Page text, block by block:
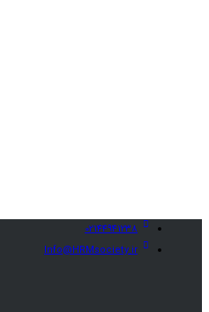
02144941238
Info@HRMsociety.ir